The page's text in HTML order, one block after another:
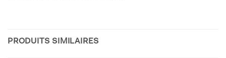
PRODUITS SIMILAIRES